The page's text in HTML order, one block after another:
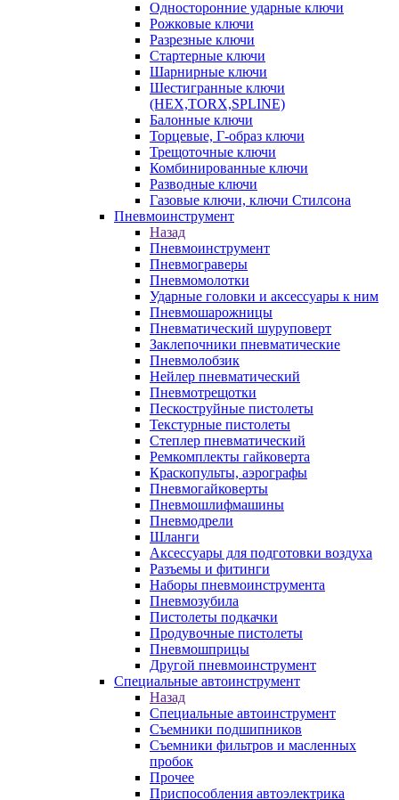
Односторонние ударные ключи
Рожковые ключи
Разрезные ключи
Стартерные ключи
Шарнирные ключи
Шестигранные ключи
(HEX,TORX,SPLINE)
Балонные ключи
Торцевые, Г-образ ключи
Трещоточные ключи
Комбинированные ключи
Разводные ключи
Газовые ключи, ключи Стилсона
Пневмоинструмент
Назад
Пневмоинструмент
Пневмограверы
Пневмомолотки
Ударные головки и аксессуары к ним
Пневмошарожницы
Пневматический шуруповерт
Заклепочники пневматические
Пневмолобзик
Нейлер пневматический
Пневмотрещотки
Пескоструйные пистолеты
Текстурные пистолеты
Степлер пневматический
Ремкомплекты гайковерта
Краскопульты, аэрографы
Пневмогайковерты
Пневмошлифмашины
Пневмодрели
Шланги
Аксессуары для подготовки воздуха
Разъемы и фитинги
Наборы пневмоинструмента
Пневмозубила
Пистолеты подкачки
Продувочные пистолеты
Пневмошприцы
Другой пневмоинструмент
Специальные автоинструмент
Назад
Специальные автоинструмент
Съемники подшипников
Съемники фильтров и масленных
пробок
Прочее
Приспособления автоэлектрика